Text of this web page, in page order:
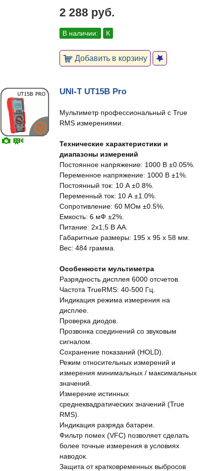
2 288 руб.
В наличии: К
Добавить в корзину
UNI-T UT15B Pro
Мультиметр профессиональный с True
RMS измерениями.
Технические характеристики и
диапазоны измерений
Постоянное напряжение: 1000 В ±0.05%.
Переменное напряжение: 1000 В ±1%.
Постоянный ток: 10 А ±0.8%.
Переменный ток: 10 А ±1.0%.
Сопротивление: 60 МОм ±0.5%.
Емкость: 6 мФ ±2%.
Питание: 2x1,5 В АА.
Габаритные размеры: 195 x 95 x 58 мм.
Вес: 484 грамма.
Особенности мультиметра
Разрядность дисплея 6000 отсчетов.
Частота TrueRMS: 40-500 Гц.
Индикация режима измерения на
дисплее.
Проверка диодов.
Прозвонка соединений со звуковым
сигналом.
Сохранение показаний (HOLD).
Режим относительных измерений и
измерения минимальных / максимальных
значений.
Измерение истинных
среднеквадратических значений (True
RMS).
Индикация разряда батареи.
Фильтр помех (VFC) позволяет сделать
более точные измерения в условиях
наводок.
Защита от кратковременных выбросов